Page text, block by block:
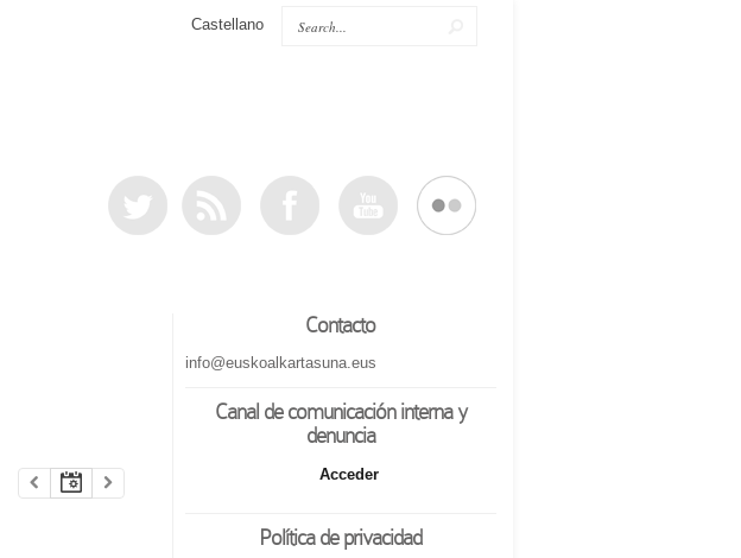
Castellano
Contacto
info@euskoalkartasuna.eus
Canal de comunicación interna y
denuncia
Acceder
Política de privacidad